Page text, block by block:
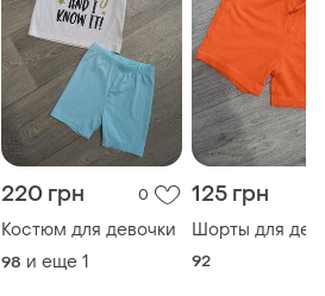
220 грн 0
Костюм для девочки
98 и еще 1
125 грн
Шорты для
92